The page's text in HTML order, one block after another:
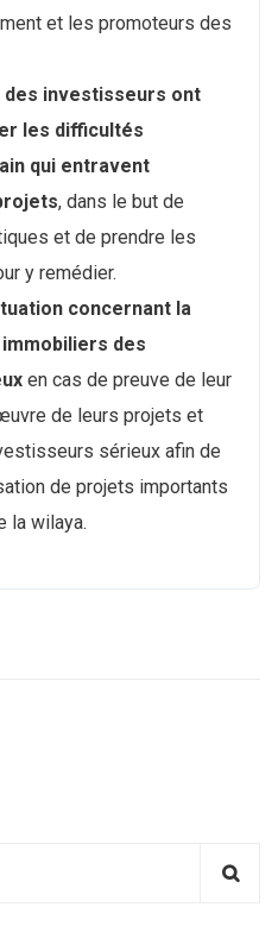
et les promoteurs des
des investisseurs ont
les difficultés
qui entravent
, dans le but de
et de prendre les
y remédier.
concernant la
des
en cas de preuve de leur
de leurs projets et
sérieux afin de
de projets importants
la wilaya.